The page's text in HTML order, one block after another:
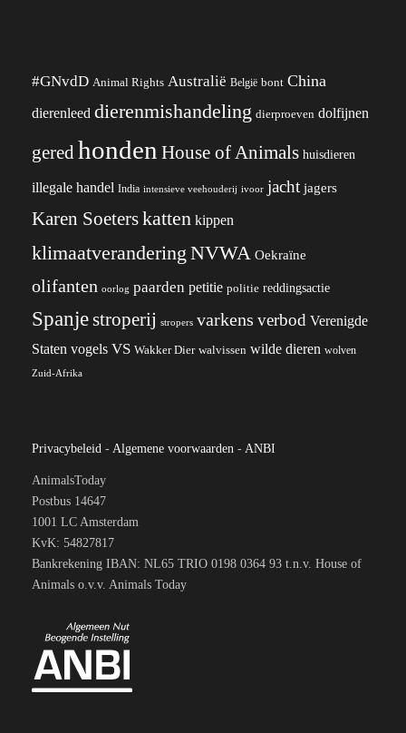
#GNvdD Animal Rights Australië België bont China
dierenleed dierenmishandeling dierproeven dolfijnen
geredhonden House of Animals huisdieren
illegale handel India intensieve veehouderij ivoor jacht jagers
Karen Soeterskatten kippen
klimaatverandering NVWA Oekraïne
olifanten oorlog paarden petitie politie reddingsactie
Spanjestroperij stropers varkens verbod Verenigde
Staten vogels VS Wakker Dier walvissen wilde dieren wolven
Zuid-Afrika
Privacybeleid - Algemene voorwaarden - ANBI
AnimalsToday
Postbus 14647
1001 LC Amsterdam
KvK: 54827817
Bankrekening IBAN: NL65 TRIO 0198 0364 93 t.n.v. House of
Animals o.v.v. Animals Today